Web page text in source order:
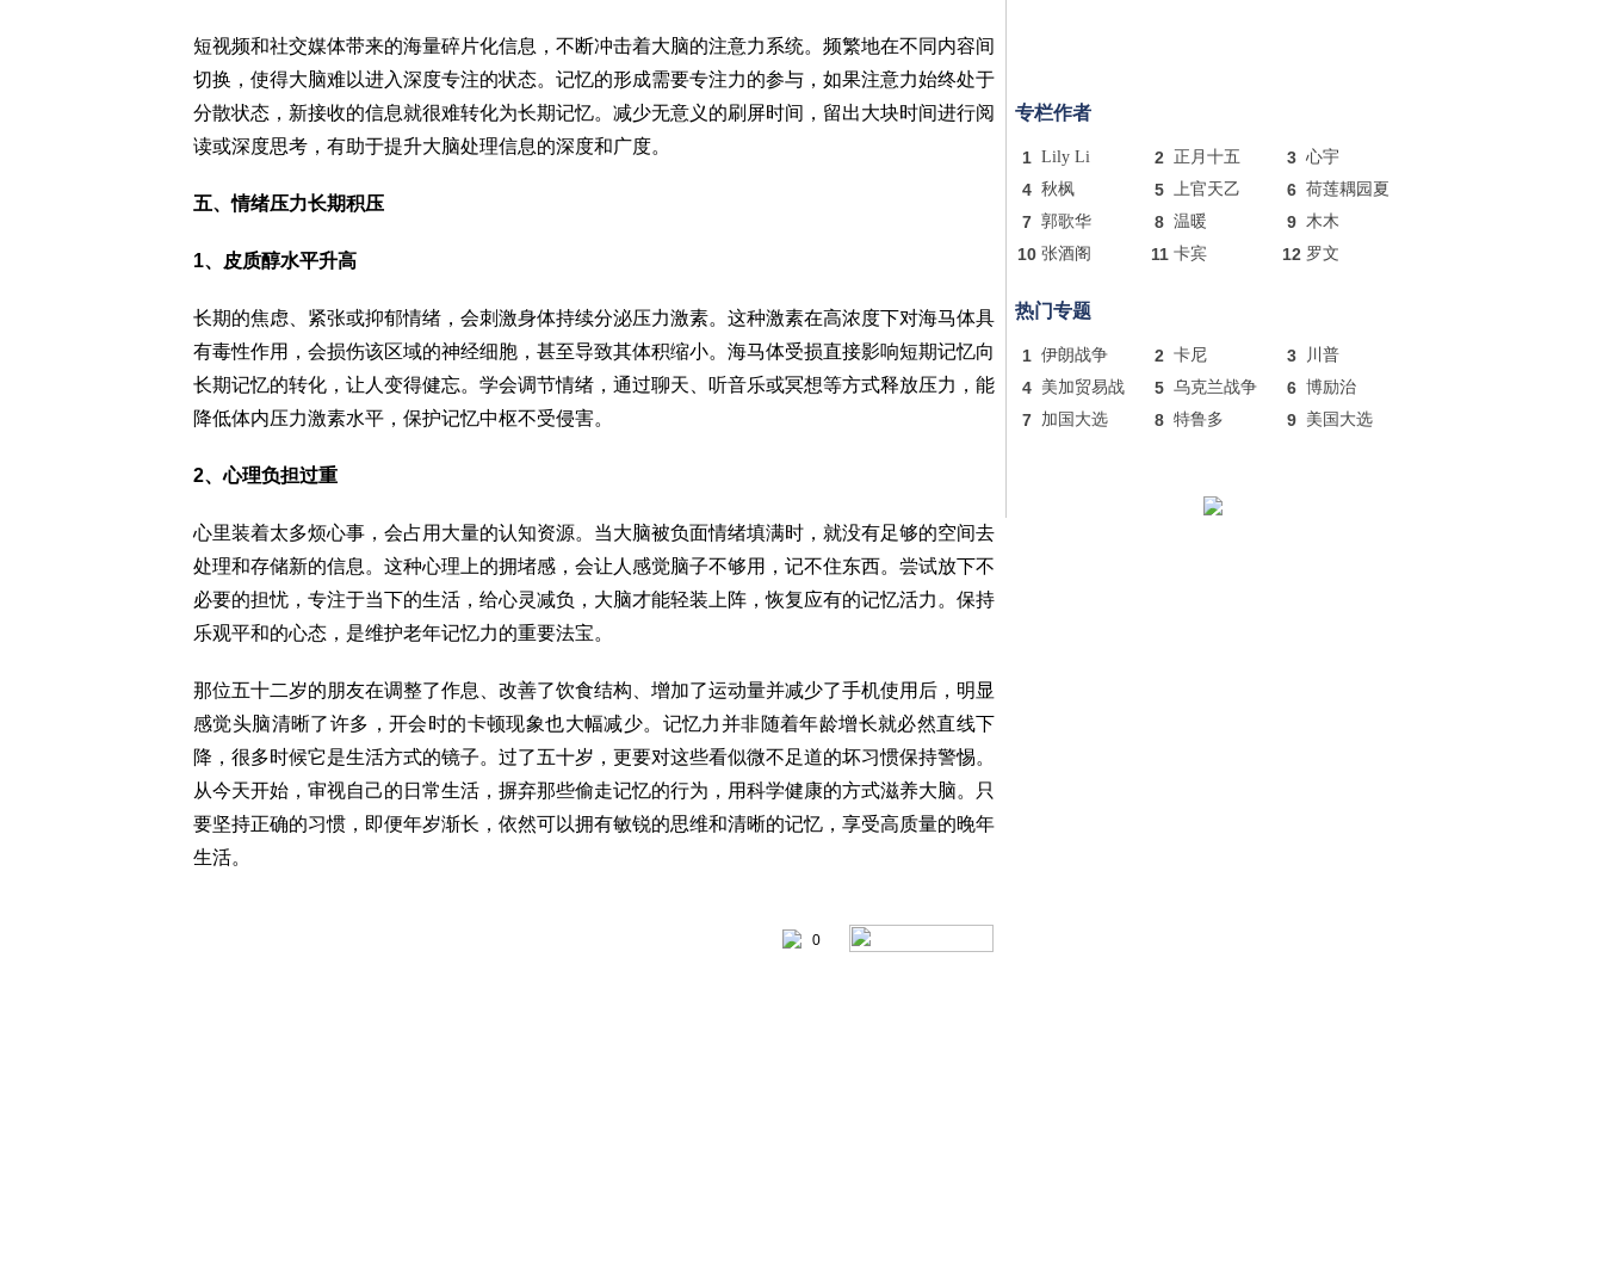
短视频和社交媒体带来的海量碎片化信息，不断冲击着大脑的注意力系统。频繁地在不同内容间
切换，使得大脑难以进入深度专注的状态。记忆的形成需要专注力的参与，如果注意力始终处于
分散状态，新接收的信息就很难转化为长期记忆。减少无意义的刷屏时间，留出大块时间进行阅
读或深度思考，有助于提升大脑处理信息的深度和广度。
五、情绪压力长期积压
1、皮质醇水平升高
长期的焦虑、紧张或抑郁情绪，会刺激身体持续分泌压力激素。这种激素在高浓度下对海马体具
有毒性作用，会损伤该区域的神经细胞，甚至导致其体积缩小。海马体受损直接影响短期记忆向
长期记忆的转化，让人变得健忘。学会调节情绪，通过聊天、听音乐或冥想等方式释放压力，能
降低体内压力激素水平，保护记忆中枢不受侵害。
2、心理负担过重
心里装着太多烦心事，会占用大量的认知资源。当大脑被负面情绪填满时，就没有足够的空间去
处理和存储新的信息。这种心理上的拥堵感，会让人感觉脑子不够用，记不住东西。尝试放下不
必要的担忧，专注于当下的生活，给心灵减负，大脑才能轻装上阵，恢复应有的记忆活力。保持
乐观平和的心态，是维护老年记忆力的重要法宝。
那位五十二岁的朋友在调整了作息、改善了饮食结构、增加了运动量并减少了手机使用后，明显
感觉头脑清晰了许多，开会时的卡顿现象也大幅减少。记忆力并非随着年龄增长就必然直线下
降，很多时候它是生活方式的镜子。过了五十岁，更要对这些看似微不足道的坏习惯保持警惕。
从今天开始，审视自己的日常生活，摒弃那些偷走记忆的行为，用科学健康的方式滋养大脑。只
要坚持正确的习惯，即便年岁渐长，依然可以拥有敏锐的思维和清晰的记忆，享受高质量的晚年
生活。
0
专栏作者
1 Lily Li 2 正月十五 3 心宇
4 秋枫 5 上官天乙 6 荷莲耦园夏
7 郭歌华 8 温暖 9 木木
10 张酒阁 11 卡宾 12 罗文
热门专题
1 伊朗战争 2 卡尼 3 川普
4 美加贸易战 5 乌克兰战争 6 博励治
7 加国大选 8 特鲁多 9 美国大选